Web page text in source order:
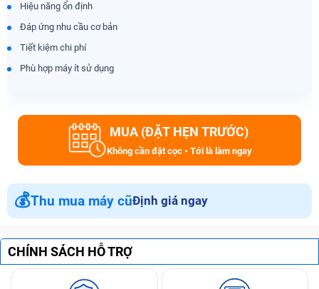
Hiệu năng ổn định
Đáp ứng nhu cầu cơ bản
Tiết kiệm chi phí
Phù hợp máy ít sử dụng
MUA (ĐẶT HẸN TRƯỚC)
Không cần đặt cọc • Tới là làm ngay
💰Thu mua máy cũĐịnh giá ngay
CHÍNH SÁCH HỖ TRỢ